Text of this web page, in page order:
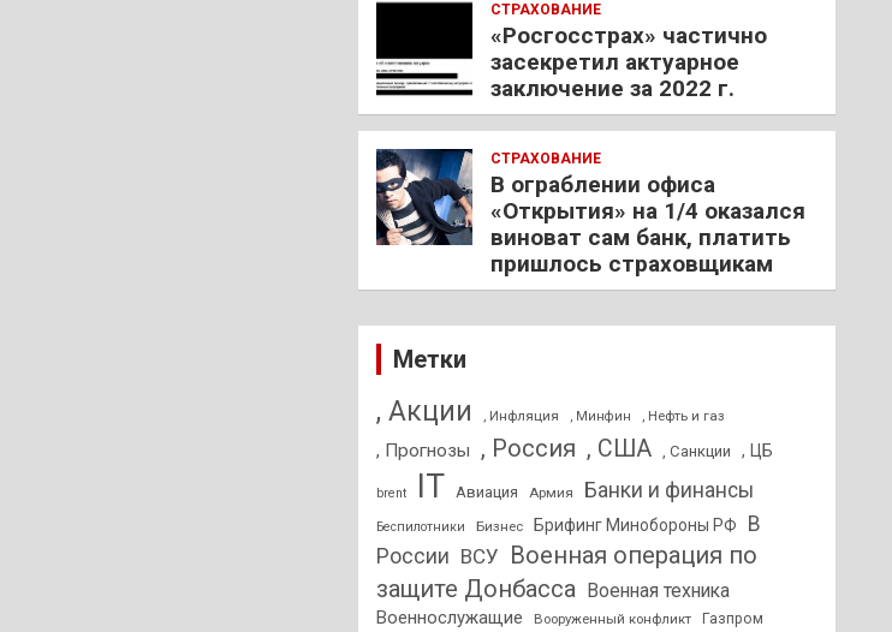
СТРАХОВАНИЕ
«Росгосстрах» частично
засекретил актуарное
заключение за 2022 г.
СТРАХОВАНИЕ
В ограблении офиса
«Открытия» на 1/4 оказался
виноват сам банк, платить
пришлось страховщикам
Метки
, Акции , Инфляция , Минфин , Нефть и газ
, Прогнозы , Россия , США , Санкции , ЦБ
brent IT Авиация Армия Банки и финансы
Беспилотники Бизнес Брифинг Минобороны РФ
В
России ВСУ Военная операция по
защите Донбасса Военная техника
Военнослужащие Вооруженный конфликт Газпром